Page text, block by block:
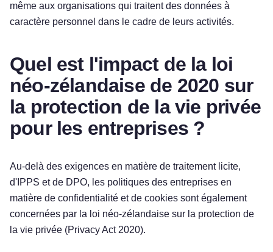
même aux organisations qui traitent des données à
caractère personnel dans le cadre de leurs activités.
Quel est l'impact de la loi
néo-zélandaise de 2020 sur
la protection de la vie privée
pour les entreprises ?
Au-delà des exigences en matière de traitement licite,
d'IPPS et de DPO, les politiques des entreprises en
matière de confidentialité et de cookies sont également
concernées par la loi néo-zélandaise sur la protection de
la vie privée (Privacy Act 2020).